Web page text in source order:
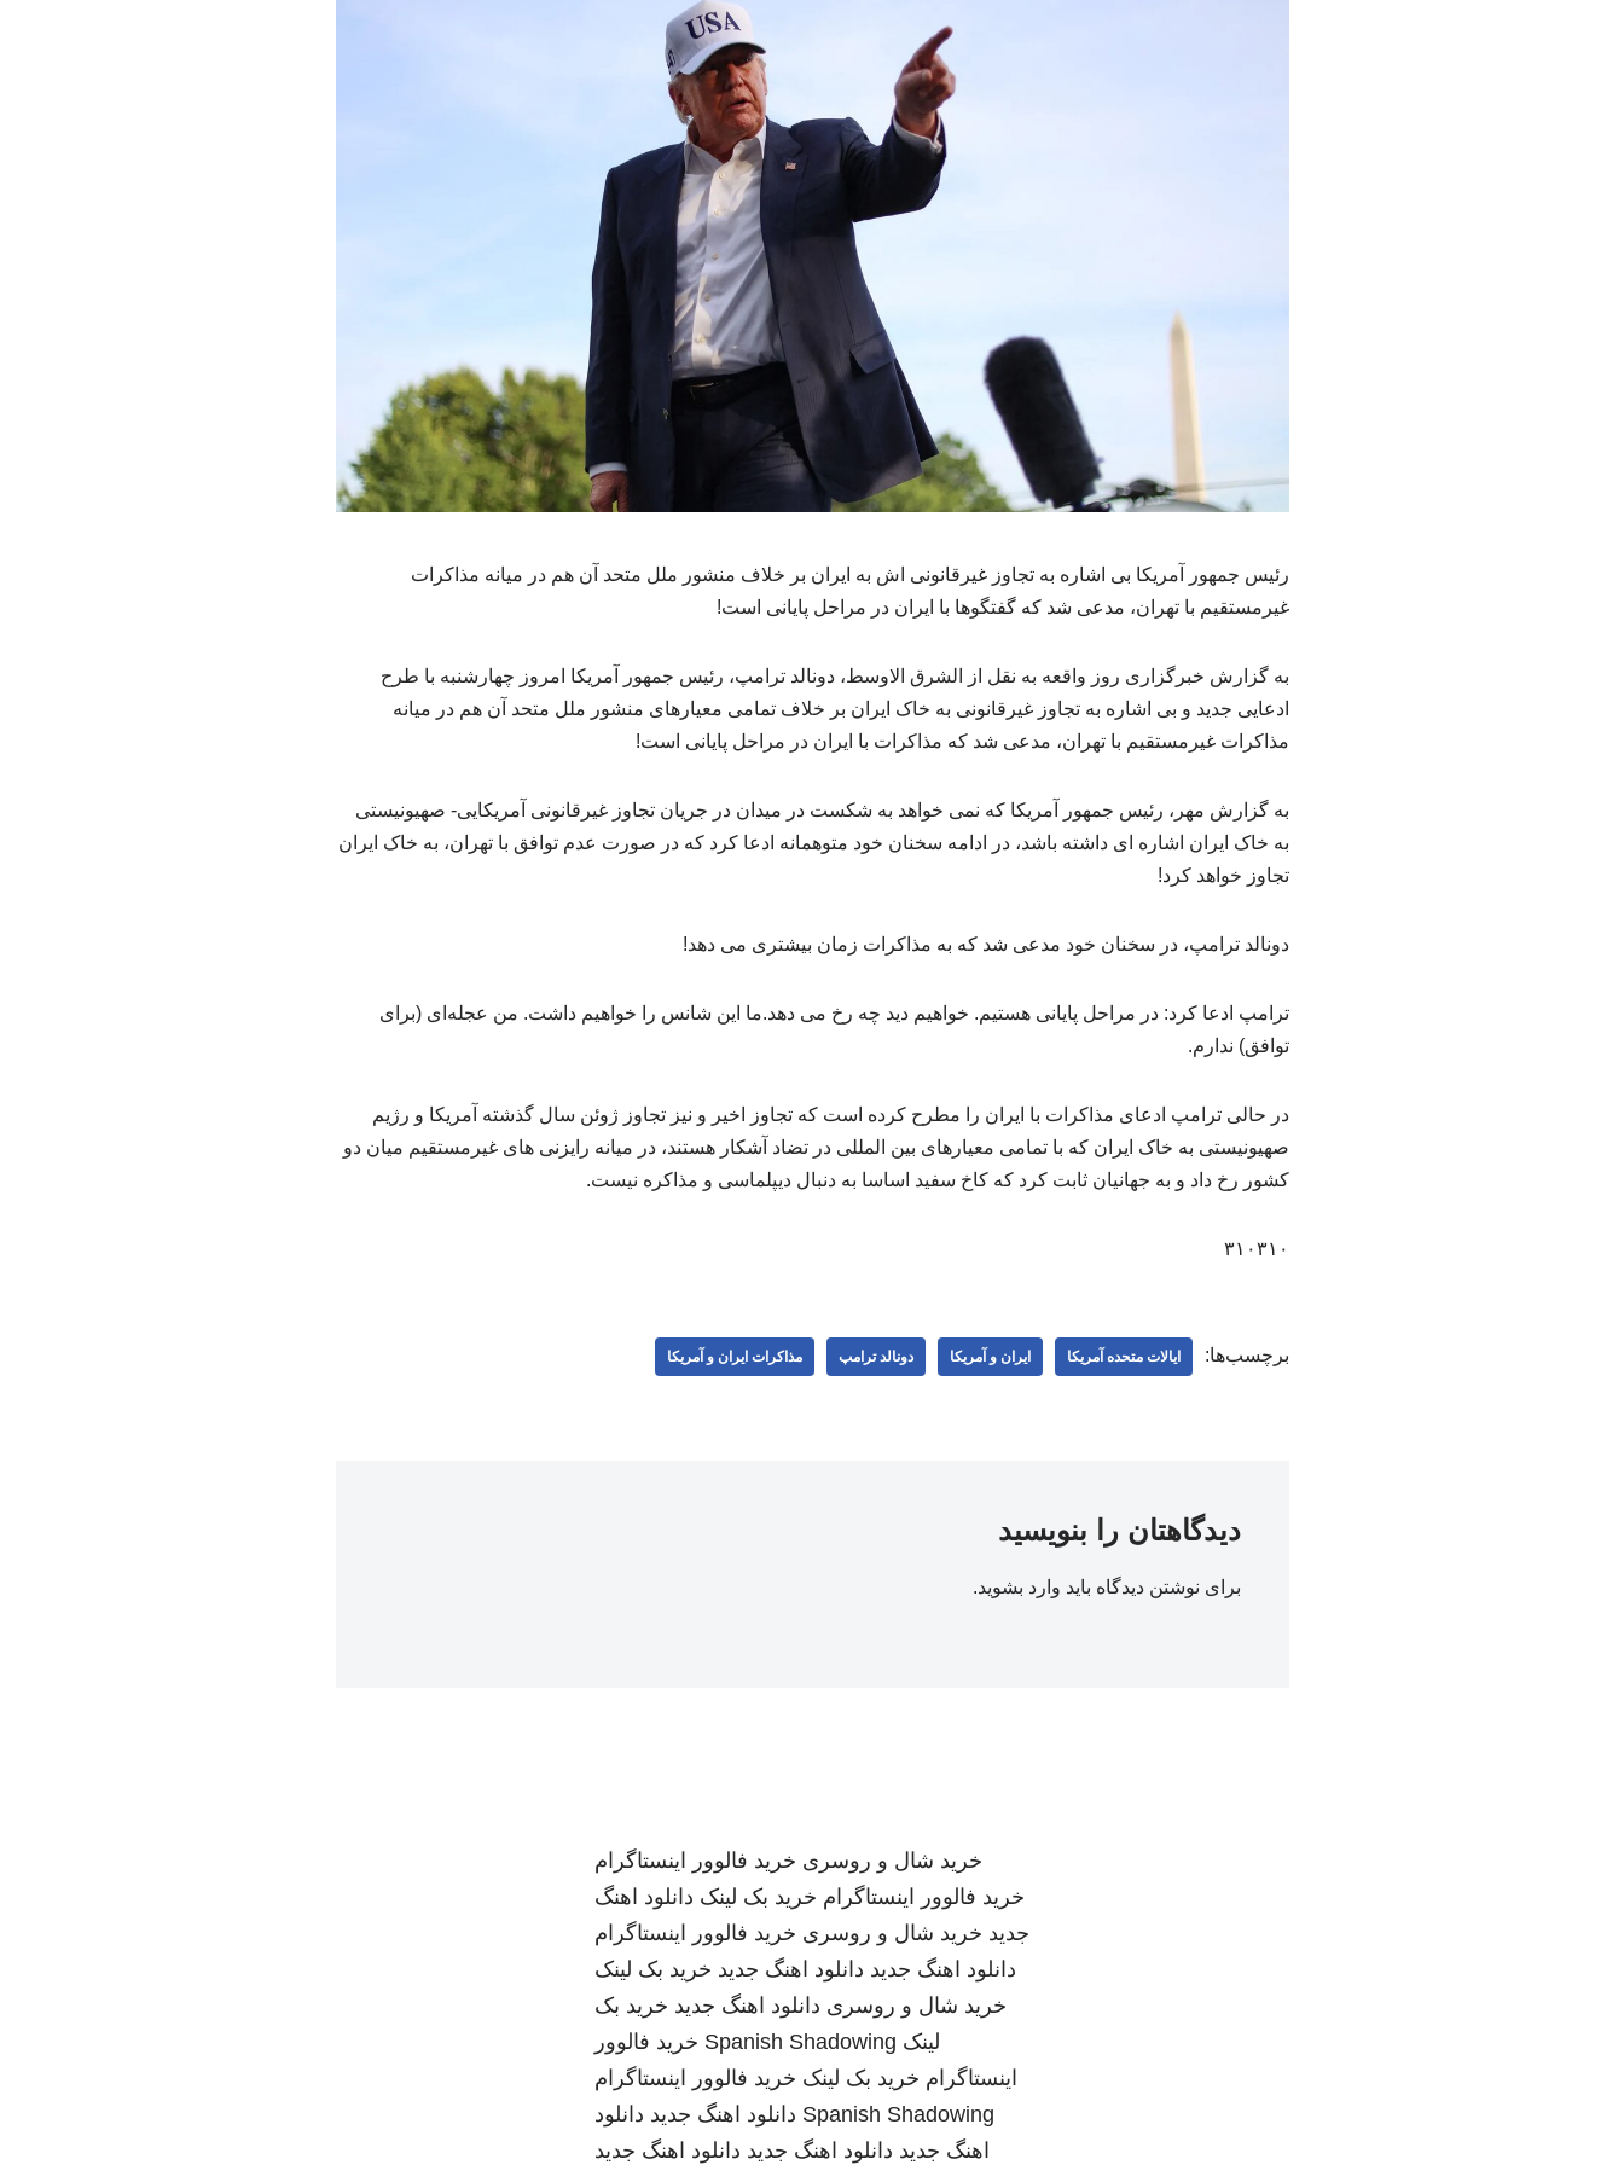
رئیس جمهور آمریکا بی اشاره به تجاوز غیرقانونی اش به ایران بر خلاف منشور ملل متحد آن هم در میانه مذاکرات
غیرمستقیم با تهران، مدعی شد که گفتگوها با ایران در مراحل پایانی است!
به گزارش خبرگزاری روز واقعه به نقل از الشرق الاوسط، دونالد ترامپ، رئیس جمهور آمریکا امروز چهارشنبه با طرح
ادعایی جدید و بی اشاره به تجاوز غیرقانونی به خاک ایران بر خلاف تمامی معیارهای منشور ملل متحد آن هم در میانه
مذاکرات غیرمستقیم با تهران، مدعی شد که مذاکرات با ایران در مراحل پایانی است!
به گزارش مهر، رئیس جمهور آمریکا که نمی خواهد به شکست در میدان در جریان تجاوز غیرقانونی آمریکایی- صهیونیستی
به خاک ایران اشاره ای داشته باشد، در ادامه سخنان خود متوهمانه ادعا کرد که در صورت عدم توافق با تهران، به خاک ایران
تجاوز خواهد کرد!
دونالد ترامپ، در سخنان خود مدعی شد که به مذاکرات زمان بیشتری می دهد!
ترامپ ادعا کرد: در مراحل پایانی هستیم. خواهیم دید چه رخ می دهد.ما این شانس را خواهیم داشت. من عجله‌ای (برای
توافق) ندارم.
در حالی ترامپ ادعای مذاکرات با ایران را مطرح کرده است که تجاوز اخیر و نیز تجاوز ژوئن سال گذشته آمریکا و رژیم
صهیونیستی به خاک ایران که با تمامی معیارهای بین المللی در تضاد آشکار هستند، در میانه رایزنی های غیرمستقیم میان دو
کشور رخ داد و به جهانیان ثابت کرد که کاخ سفید اساسا به دنبال دیپلماسی و مذاکره نیست.
۳۱۰۳۱۰
برچسب‌ها: ایالات متحده آمریکا ایران و آمریکا دونالد ترامپ مذاکرات ایران و آمریکا
دیدگاهتان را بنویسید
برای نوشتن دیدگاه باید وارد بشوید.
خرید شال و روسری خرید فالوور اینستاگرام
خرید فالوور اینستاگرام خرید بک لینک دانلود اهنگ
جدید خرید شال و روسری خرید فالوور اینستاگرام
دانلود اهنگ جدید دانلود اهنگ جدید خرید بک لینک
خرید شال و روسری دانلود اهنگ جدید خرید بک
لینک Spanish Shadowing خرید فالوور
اینستاگرام خرید بک لینک خرید فالوور اینستاگرام
Spanish Shadowing دانلود اهنگ جدید دانلود
اهنگ جدید دانلود اهنگ جدید دانلود اهنگ جدید